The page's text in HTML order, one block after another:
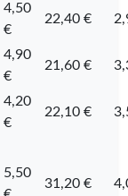
4,50
€
22,40 €
4,90
€
21,60 €
4,20
€
22,10 €
5,50
31,20 €